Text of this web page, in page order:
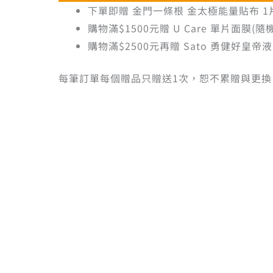
下單即贈 金門一條根 金太極能量貼布 1
購物滿$1500元贈 U Care 單片面膜(隨
購物滿$2500元再贈 Sato 勇健好皇帝
每筆訂單每個贈品只贈送1次，恕不累贈與更